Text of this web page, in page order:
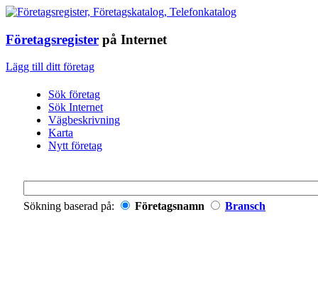
Företagsregister på Internet
Lägg till ditt företag
Sök företag
Sök Internet
Vägbeskrivning
Karta
Nytt företag
Sökning baserad på: Företagsnamn Bransch